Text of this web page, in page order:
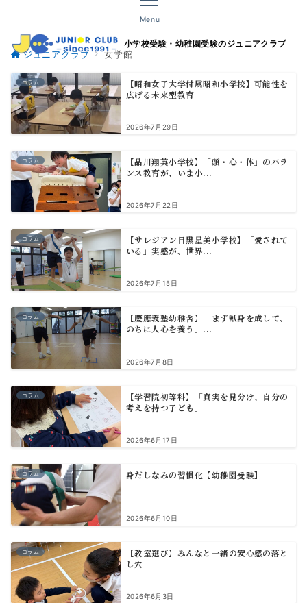
Menu
小学校受験・幼稚園受験のジュニアクラブ
ジュニアクラブ 女学館
コラム
【昭和女子大学付属昭和小学校】可能性を
広げる未来型教育
2026年7月29日
コラム
【品川翔英小学校】「頭・心・体」のバラ
ンス教育が、いま小...
2026年7月22日
コラム
【サレジアン目黒星美小学校】「愛されて
いる」実感が、世界...
2026年7月15日
コラム
【慶應義塾幼稚舎】「まず獣身を成して、
のちに人心を養う」...
2026年7月8日
コラム
【学習院初等科】「真実を見分け、自分の
考えを持つ子ども」
2026年6月17日
コラム 身だしなみの習慣化【幼稚園受験】
2026年6月10日
コラム
【教室選び】みんなと一緒の安心感の落と
し穴
2026年6月3日